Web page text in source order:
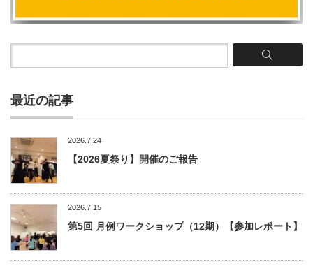
最近の記事
2026.7.24
【2026夏祭り】開催のご報告
2026.7.15
第5回 月例ワークショップ（12期）【参加レポート】